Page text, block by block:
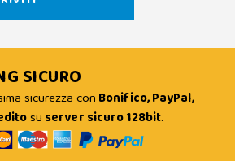
SICURO
sicurezza con Bonifico, PayPal,
su server sicuro 128bit.